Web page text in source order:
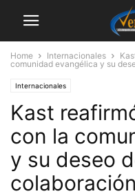
Home Internacionales
comunidad evangélica y su
Internacionales
Kast
con la
y su deseo
colaboración